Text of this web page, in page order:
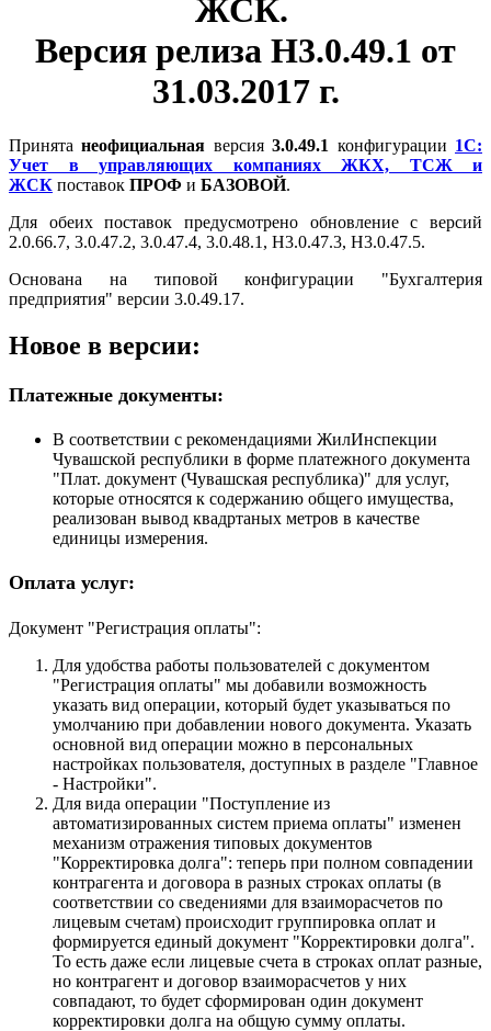
ЖСК.
Версия релиза Н3.0.49.1 от
31.03.2017 г.
Принятанеофициальная версия3.0.49.1 конфигурации 1С:
Учет в управляющих компаниях ЖКХ, ТСЖ и
ЖСК поставок ПРОФ и БАЗОВОЙ.
Для обеих поставок предусмотрено обновление с версий
2.0.66.7, 3.0.47.2, 3.0.47.4, 3.0.48.1, Н3.0.47.3, Н3.0.47.5.
Основана на типовой конфигурации "Бухгалтерия
предприятия" версии 3.0.49.17.
Новое в версии:
Платежные документы:
В соответствии с рекомендациями ЖилИнспекции
Чувашской республики в форме платежного документа
"Плат. документ (Чувашская республика)" для услуг,
которые относятся к содержанию общего имущества,
реализован вывод квадртаных метров в качестве
единицы измерения.
Оплата услуг:
Документ "Регистрация оплаты":
Для удобства работы пользователей с документом
"Регистрация оплаты" мы добавили возможность
указать вид операции, который будет указываться по
умолчанию при добавлении нового документа. Указать
основной вид операции можно в персональных
настройках пользователя, доступных в разделе "Главное
- Настройки".
Для вида операции "Поступление из
автоматизированных систем приема оплаты" изменен
механизм отражения типовых документов
"Корректировка долга": теперь при полном совпадении
контрагента и договора в разных строках оплаты (в
соответствии со сведениями для взаиморасчетов по
лицевым счетам) происходит группировка оплат и
формируется единый документ "Корректировки долга".
То есть даже если лицевые счета в строках оплат разные,
но контрагент и договор взаиморасчетов у них
совпадают, то будет сформирован один документ
корректировки долга на общую сумму оплаты.